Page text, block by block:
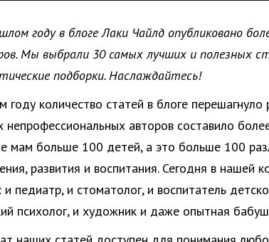
году в блоге Лаки Чайлд опубликовано
Мы выбрали 30 самых лучших и полезных
подборки. Наслаждайтесь!
году количество статей в блоге
непрофессиональных авторов составило
мам больше 100 детей, а это больше 100
развития и воспитания. Сегодня в нашей
педиатр, и стоматолог, и воспитатель
психолог, и художник и даже опытная